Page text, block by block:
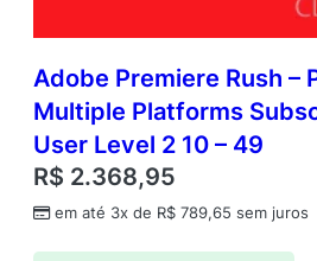
Adobe Premiere Rush –
Multiple Platforms
User Level 2 10 – 49
R$ 2.368,95
em até 3x de R$ 789,65 sem juros